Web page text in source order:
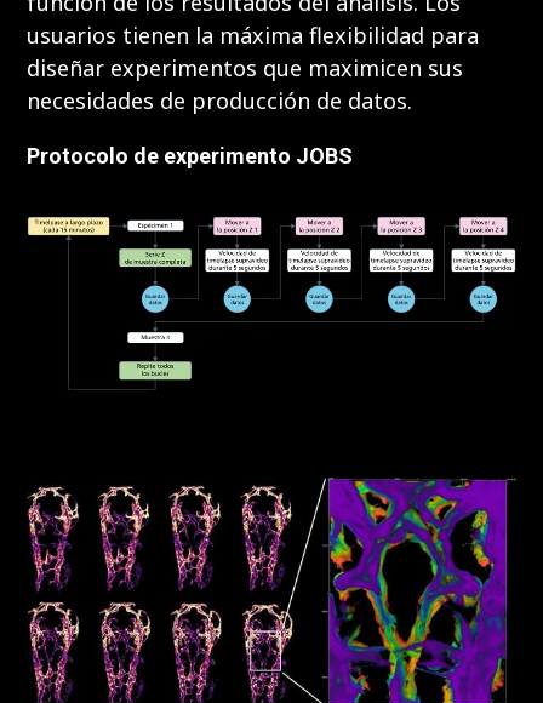
usuarios tienen la máxima flexibilidad para
diseñar experimentos que maximicen sus
necesidades de producción de datos.
Protocolo de experimento JOBS